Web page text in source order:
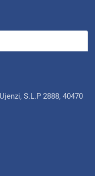
S.L.P 2888, 40470